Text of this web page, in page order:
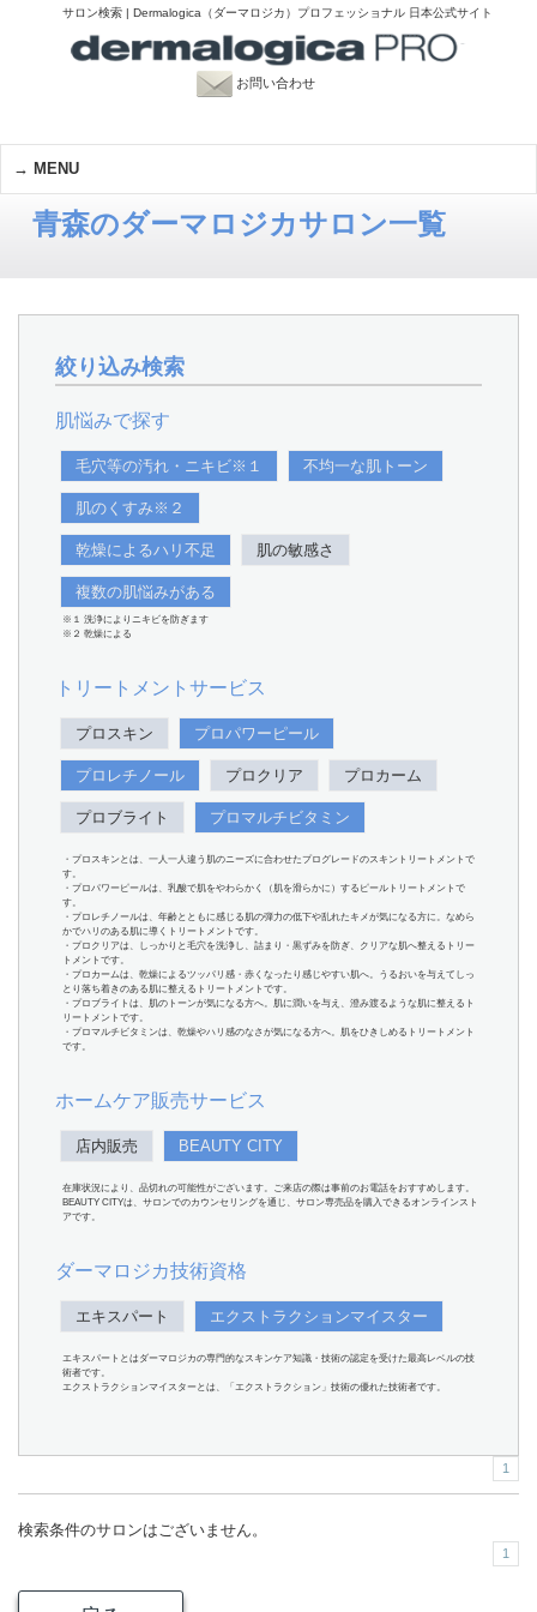
サロン検索 | Dermalogica（ダーマロジカ）プロフェッショナル 日本公式サイト
お問い合わせ
MENU
青森のダーマロジカサロン一覧
絞り込み検索
肌悩みで探す
毛穴等の汚れ・ニキビ※１ 不均一な肌トーン
肌のくすみ※２
乾燥によるハリ不足 肌の敏感さ
複数の肌悩みがある
※１ 洗浄によりニキビを防ぎます
※２ 乾燥による
トリートメントサービス
プロスキン プロパワーピール
プロレチノール プロクリア プロカーム
プロブライト プロマルチビタミン
・プロスキンとは、一人一人違う肌のニーズに合わせたプログレードのスキントリートメントで
す。
・プロパワーピールは、乳酸で肌をやわらかく（肌を滑らかに）するピールトリートメントで
す。
・プロレチノールは、年齢とともに感じる肌の弾力の低下や乱れたキメが気になる方に。なめら
かでハリのある肌に導くトリートメントです。
・プロクリアは、しっかりと毛穴を洗浄し、詰まり・黒ずみを防ぎ、クリアな肌へ整えるトリー
トメントです。
・プロカームは、乾燥によるツッパリ感・赤くなったり感じやすい肌へ。うるおいを与えてしっ
とり落ち着きのある肌に整えるトリートメントです。
・プロブライトは、肌のトーンが気になる方へ。肌に潤いを与え、澄み渡るような肌に整えるト
リートメントです。
・プロマルチビタミンは、乾燥やハリ感のなさが気になる方へ。肌をひきしめるトリートメント
です。
ホームケア販売サービス
店内販売 BEAUTY CITY
在庫状況により、品切れの可能性がございます。ご来店の際は事前のお電話をおすすめします。
BEAUTY CITYは、サロンでのカウンセリングを通じ、サロン専売品を購入できるオンラインスト
アです。
ダーマロジカ技術資格
エキスパート エクストラクションマイスター
エキスパートとはダーマロジカの専門的なスキンケア知識・技術の認定を受けた最高レベルの技
術者です。
エクストラクションマイスターとは、「エクストラクション」技術の優れた技術者です。
1
検索条件のサロンはございません。
1